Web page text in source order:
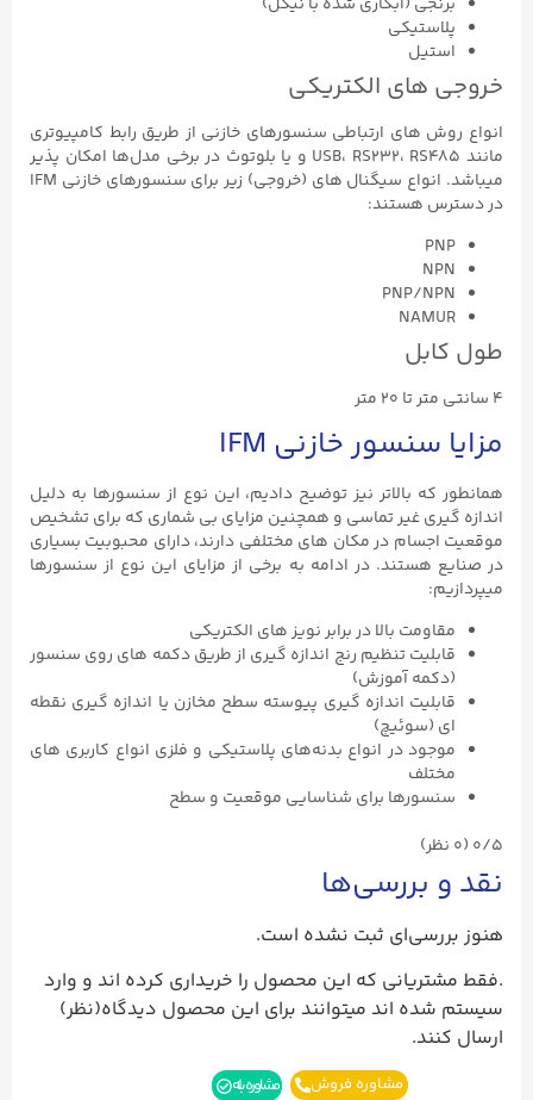
برنجی (ابکاری شده با نیکل)
پلاستیکی
استیل
خروجی های الکتریکی
انواع روش های ارتباطی سنسورهای خازنی از طریق رابط کامپیوتری
مانند USB، RS232، RS485 و یا بلوتوث در برخی مدل‌ها امکان پذیر
میباشد. انواع سیگنال های (خروجی) زیر برای سنسورهای خازنی IFM
در دسترس هستند:
PNP
NPN
PNP/NPN
NAMUR
طول کابل
۴ سانتی متر تا ۲۰ متر
مزایا سنسور خازنی IFM
همانطور که بالاتر نیز توضیح دادیم، این نوع از سنسورها به دلیل
اندازه گیری غیر تماسی و همچنین مزایای بی شماری که برای تشخیص
موقعیت اجسام در مکان های مختلفی دارند، دارای محبوبیت بسیاری
در صنایع هستند. در ادامه به برخی از مزایای این نوع از سنسورها
میپردازیم:
مقاومت بالا در برابر نویز های الکتریکی
قابلیت تنظیم رنج اندازه گیری از طریق دکمه های روی سنسور
(دکمه آموزش)
قابلیت اندازه گیری پیوسته سطح مخازن یا اندازه گیری نقطه
ای (سوئیچ)
موجود در انواع بدنه‌های پلاستیکی و فلزی انواع کاربری های
مختلف
سنسورها برای شناسایی موقعیت و سطح
0/5 (۰ نظر)
نقد و بررسی‌ها
هنوز بررسی‌ای ثبت نشده است.
.فقط مشتریانی که این محصول را خریداری کرده اند و وارد
سیستم شده اند میتوانند برای این محصول دیدگاه(نظر)
ارسال کنند.
مشاوره فروش مشاوره بله